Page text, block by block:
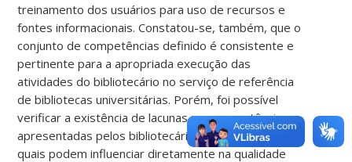
treinamento dos usuários para uso de recursos e
fontes informacionais. Constatou-se, também, que o
conjunto de competências definido é consistente e
pertinente para a apropriada execução das
atividades do bibliotecário no serviço de referência
de bibliotecas universitárias. Porém, foi possível
verificar a existência de lacunas nas competências
apresentadas pelos bibliotecários respondentes, as
quais podem influenciar diretamente na qualidade